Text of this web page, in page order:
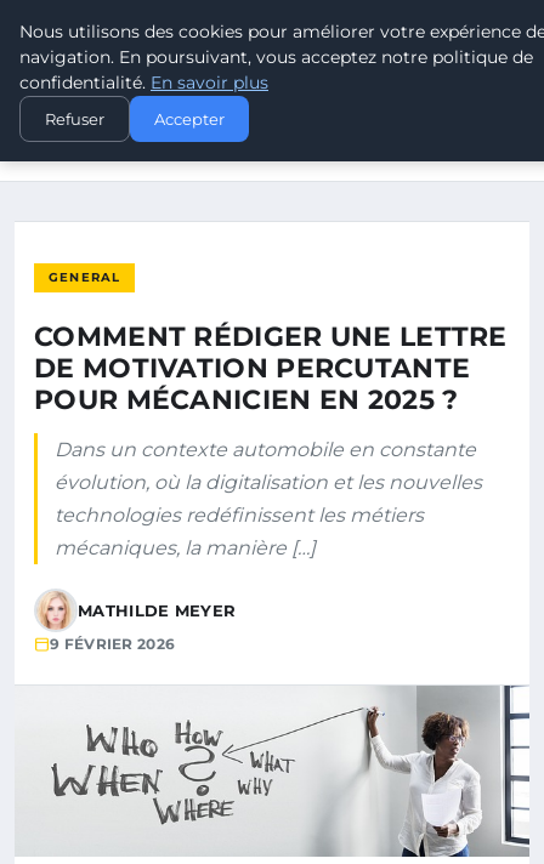
LEAD REVOLUTION
ACCUEIL
GENERAL
COMMENT RÉDIGER UNE LETTRE DE MOTIVATION PERCUTANTE
GENERAL
COMMENT RÉDIGER UNE LETTRE
DE MOTIVATION PERCUTANTE
POUR MÉCANICIEN EN 2025 ?
Dans un contexte automobile en constante
évolution, où la digitalisation et les nouvelles
technologies redéfinissent les métiers
mécaniques, la manière […]
MATHILDE MEYER
9 FÉVRIER 2026
Nous utilisons des cookies pour améliorer votre expérience
navigation. En poursuivant, vous acceptez notre politique de
confidentialité. En savoir plus
Refuser Accepter